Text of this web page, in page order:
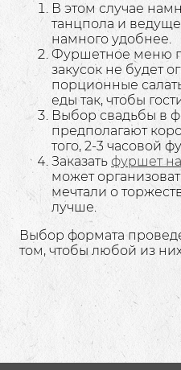
В этом случае
танцпола и
намного удобнее.
Фуршетное меню
закусок не будет
порционные
еды так, чтобы
Выбор свадьбы в
предполагают
того, 2-3 часовой
Заказать фуршет
может
мечтали о
лучше.
Выбор формата
том, чтобы любой из